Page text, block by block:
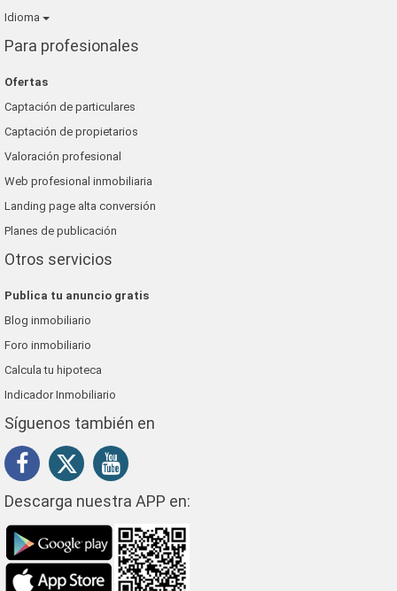
Idioma
Para profesionales
Ofertas
Captación de particulares
Captación de propietarios
Valoración profesional
Web profesional inmobiliaria
Landing page alta conversión
Planes de publicación
Otros servicios
Publica tu anuncio gratis
Blog inmobiliario
Foro inmobiliario
Calcula tu hipoteca
Indicador Inmobiliario
Síguenos también en
Descarga nuestra APP en: